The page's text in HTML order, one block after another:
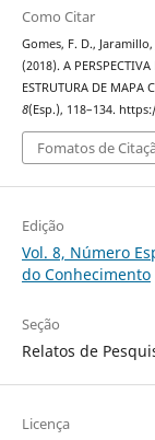
Como Citar
Gomes, F. D., Jaramillo,
(2018). A
ESTRUTURA DE MAPA
8(Esp.), 118–134.
Fomatos de
Edição
Vol. 8, Número
do Conhecimento
Seção
Relatos de
Licença